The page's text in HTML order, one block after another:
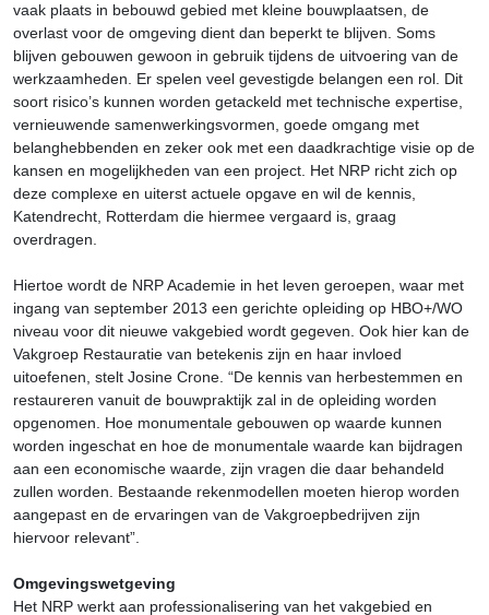
vaak plaats in bebouwd gebied met kleine bouwplaatsen, de
overlast voor de omgeving dient dan beperkt te blijven. Soms
blijven gebouwen gewoon in gebruik tijdens de uitvoering van de
werkzaamheden. Er spelen veel gevestigde belangen een rol. Dit
soort risico’s kunnen worden getackeld met technische expertise,
vernieuwende samenwerkingsvormen, goede omgang met
belanghebbenden en zeker ook met een daadkrachtige visie op de
kansen en mogelijkheden van een project. Het NRP richt zich op
deze complexe en uiterst actuele opgave en wil de kennis,
Katendrecht, Rotterdam die hiermee vergaard is, graag
overdragen.
Hiertoe wordt de NRP Academie in het leven geroepen, waar met
ingang van september 2013 een gerichte opleiding op HBO+/WO
niveau voor dit nieuwe vakgebied wordt gegeven. Ook hier kan de
Vakgroep Restauratie van betekenis zijn en haar invloed
uitoefenen, stelt Josine Crone. “De kennis van herbestemmen en
restaureren vanuit de bouwpraktijk zal in de opleiding worden
opgenomen. Hoe monumentale gebouwen op waarde kunnen
worden ingeschat en hoe de monumentale waarde kan bijdragen
aan een economische waarde, zijn vragen die daar behandeld
zullen worden. Bestaande rekenmodellen moeten hierop worden
aangepast en de ervaringen van de Vakgroepbedrijven zijn
hiervoor relevant”.
Omgevingswetgeving
Het NRP werkt aan professionalisering van het vakgebied en